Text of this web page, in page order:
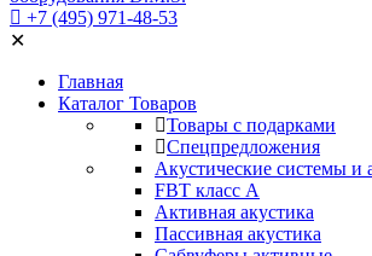
+7 (495) 971-48-53
✕
Главная
Каталог Товаров
Товары с подарками
Спецпредложения
Акустические системы и
FBT класс А
Активная акустика
Пассивная акустика